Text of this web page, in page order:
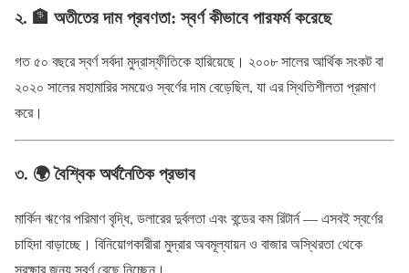
২. 🏦 অতীতের দাম প্রবণতা: স্বর্ণ কীভাবে পারফর্ম করেছে
গত ৫০ বছরে স্বর্ণ সর্বদা মুদ্রাস্ফীতিকে হারিয়েছে। ২০০৮ সালের আর্থিক সংকট বা
২০২০ সালের মহামারির সময়েও স্বর্ণের দাম বেড়েছিল, যা এর স্থিতিশীলতা প্রমাণ
করে।
৩. 🌍 বৈশ্বিক অর্থনৈতিক প্রভাব
মার্কিন ঋণের পরিমাণ বৃদ্ধি, ডলারের দুর্বলতা এবং বন্ডের কম রিটার্ন — এসবই স্বর্ণের
চাহিদা বাড়াচ্ছে। বিনিয়োগকারীরা মুদ্রার অবমূল্যায়ন ও বাজার অস্থিরতা থেকে
সুরক্ষার জন্য স্বর্ণ বেছে নিচ্ছেন।